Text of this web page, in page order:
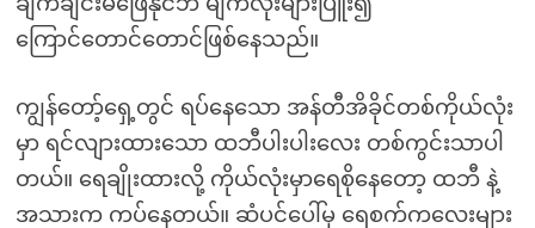
ကြောင်တောင်တောင်ဖြစ်နေသည်။
ကျွန်တော့်ရှေ့တွင် ရပ်နေသော အန်တီအိခိုင်တစ်ကိုယ်လုံး
မှာ ရင်လျားထားသော ထဘီပါးပါးလေး တစ်ကွင်းသာပါ
တယ်။ ရေချိုးထားလို့ ကိုယ်လုံးမှာရေစိုနေတော့ ထဘီ နဲ့
အသားက ကပ်နေတယ်။ ဆံပင်ပေါ်မှ ရေစက်ကလေးများ